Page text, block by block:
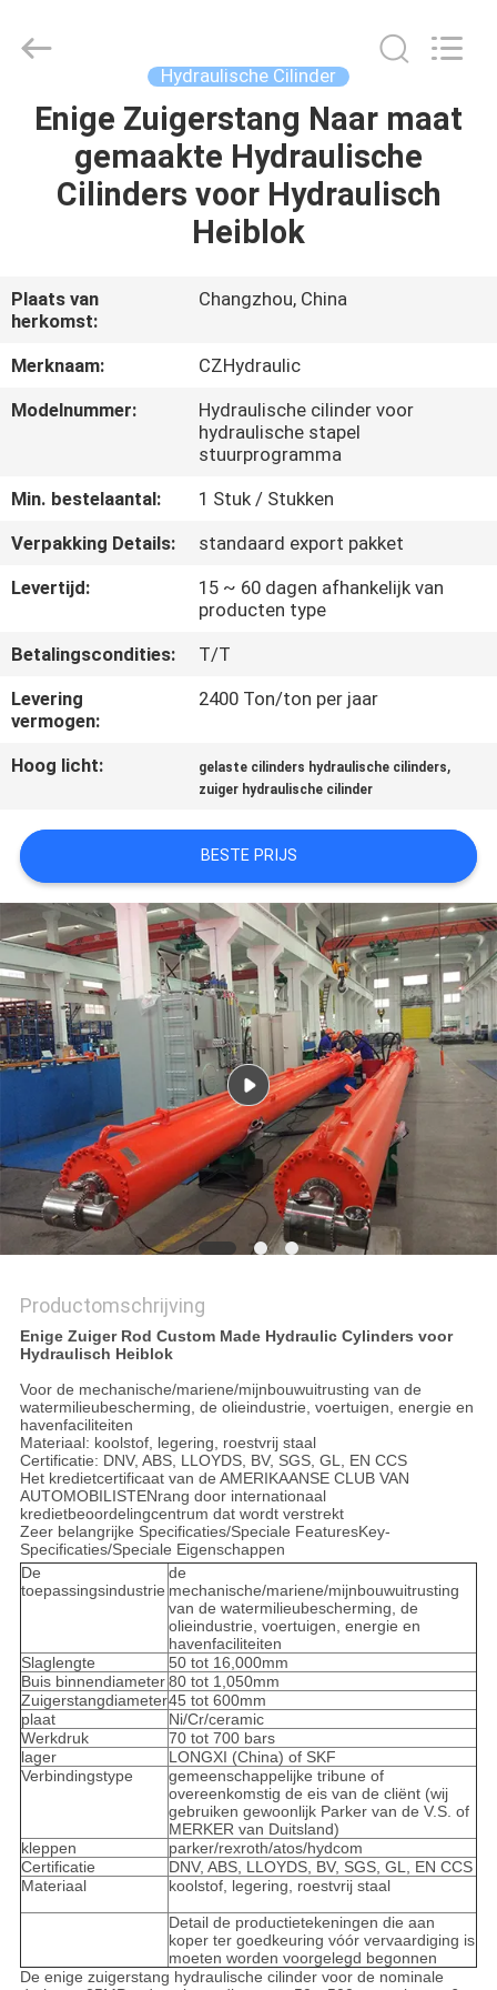
THUIS
PRODUCTEN
OVER
ONS
FABRIEKSTOCHT
KWALITEITSCONTROLE
NEEM
MET
ONS
OP
EEN
OFFERTE
SITEMAP
PRIVACYBELEID
EQUIPMENT
CO.,LTD.
Hydraulische Cilinder
Enige Zuigerstang Naar maat
gemaakte Hydraulische
Cilinders voor Hydraulisch
Heiblok
Plaats van
herkomst:
Changzhou, China
Merknaam:
CZHydraulic
Modelnummer:
Hydraulische cilinder voor
hydraulische stapel
stuurprogramma
Min. bestelaantal:
1 Stuk / Stukken
Verpakking Details:
standaard export pakket
Levertijd:
15 ~ 60 dagen afhankelijk van
producten type
Betalingscondities:
T/T
Levering
vermogen:
2400 Ton/ton per jaar
Hoog licht: gelaste cilinders hydraulische cilinders,
zuiger hydraulische cilinder
BESTE PRIJS
Productomschrijving
Enige Zuiger Rod Custom Made Hydraulic Cylinders voor
Hydraulisch Heiblok
Voor de mechanische/mariene/mijnbouwuitrusting van de
watermilieubescherming, de olieindustrie, voertuigen, energie en
havenfaciliteiten
Materiaal: koolstof, legering, roestvrij staal
Certificatie: DNV, ABS, LLOYDS, BV, SGS, GL, EN CCS
Het kredietcertificaat van de AMERIKAANSE CLUB VAN
AUTOMOBILISTENrang door internationaal
kredietbeoordelingcentrum dat wordt verstrekt
Zeer belangrijke Specificaties/Speciale FeaturesKey-
Specificaties/Speciale Eigenschappen
De
toepassingsindustrie
de
mechanische/mariene/mijnbouwuitrusting
van de watermilieubescherming, de
olieindustrie, voertuigen, energie en
havenfaciliteiten
Slaglengte
50 tot 16,000mm
Buis binnendiameter80 tot 1,050mm
Zuigerstangdiameter45 tot 600mm
plaat
Ni/Cr/ceramic
Werkdruk
70 tot 700 bars
lager
LONGXI (China) of SKF
Verbindingstype
gemeenschappelijke tribune of
overeenkomstig de eis van de cliënt (wij
gebruiken gewoonlijk Parker van de V.S. of
MERKER van Duitsland)
kleppen
parker/rexroth/atos/hydcom
Certificatie
DNV, ABS, LLOYDS, BV, SGS, GL, EN CCS
Materiaal
koolstof, legering, roestvrij staal
Detail de productietekeningen die aan
koper ter goedkeuring vóór vervaardiging is
moeten worden voorgelegd begonnen
De enige zuigerstang hydraulische cilinder voor de nominale